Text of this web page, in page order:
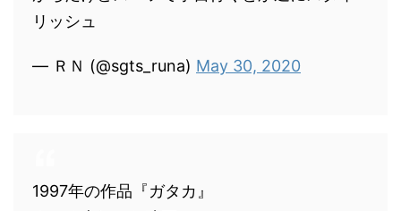
リッシュ
— ＲＮ (@sgts_runa) May 30, 2020
1997年の作品『ガタカ』